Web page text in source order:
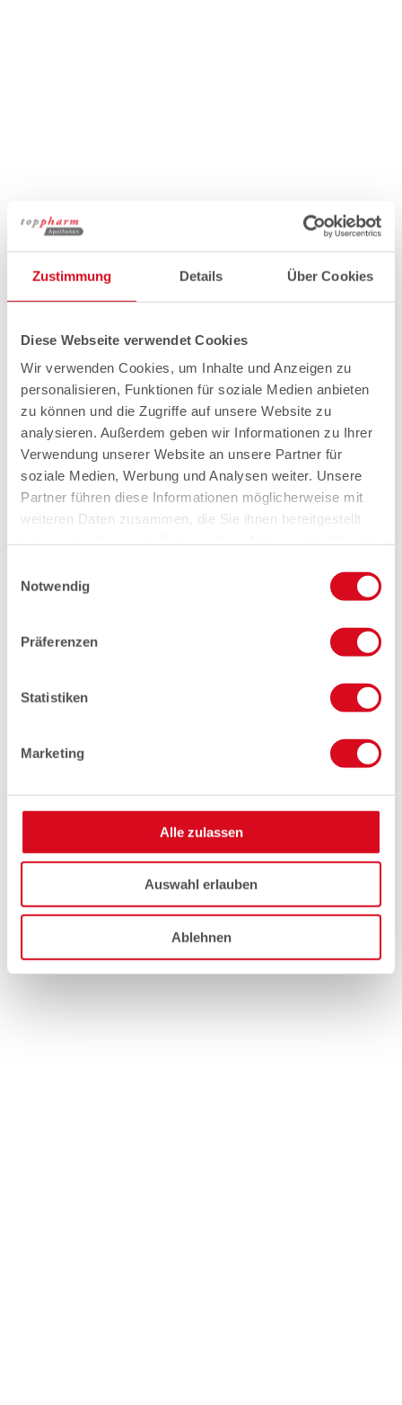
Zustimmung Details Über Cookies
Diese Webseite verwendet Cookies
Wir verwenden Cookies, um Inhalte und Anzeigen zu
personalisieren, Funktionen für soziale Medien anbieten
zu können und die Zugriffe auf unsere Website zu
analysieren. Außerdem geben wir Informationen zu Ihrer
Verwendung unserer Website an unsere Partner für
soziale Medien, Werbung und Analysen weiter. Unsere
Partner führen diese Informationen möglicherweise mit
weiteren Daten zusammen, die Sie ihnen bereitgestellt
Notwendig
Präferenzen
Statistiken
Marketing
Alle zulassen
Auswahl erlauben
Ablehnen